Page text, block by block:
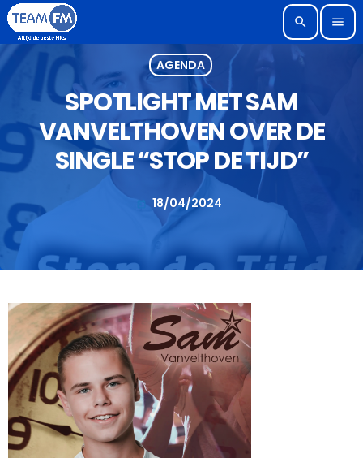
search menu
AGENDA
SPOTLIGHT MET SAM
VANVELTHOVEN OVER DE
SINGLE “STOP DE TIJD”
18/04/2024